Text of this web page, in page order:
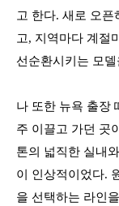
고 한다. 새로 오
고, 지역마다 계절
선순환시키는 모
나 또한 뉴욕 출장
주 이끌고 가던 곳
톤의 넓직한 실내
이 인상적이었다.
을 선택하는 라인